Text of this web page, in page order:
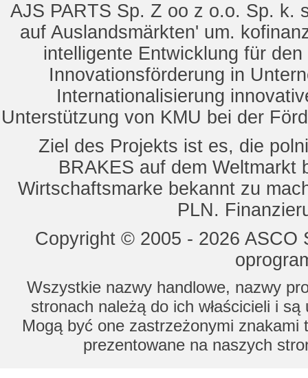
AJS PARTS Sp. Z oo z o.o. Sp. k.
auf Auslandsmärkten' um.
intelligente Entwicklung für
Innovationsförderung in
Internationalisierung
Unterstützung von KMU bei der
Ziel des Projekts ist es, die
BRAKES auf dem Weltmarkt
Wirtschaftsmarke bekannt zu
PLN.
Copyright © 2005 - 2026
Wszystkie nazwy handlowe, nazwy
stronach należą do ich właścicieli i
Mogą być one zastrzeżonymi znakami
prezentowane na naszych